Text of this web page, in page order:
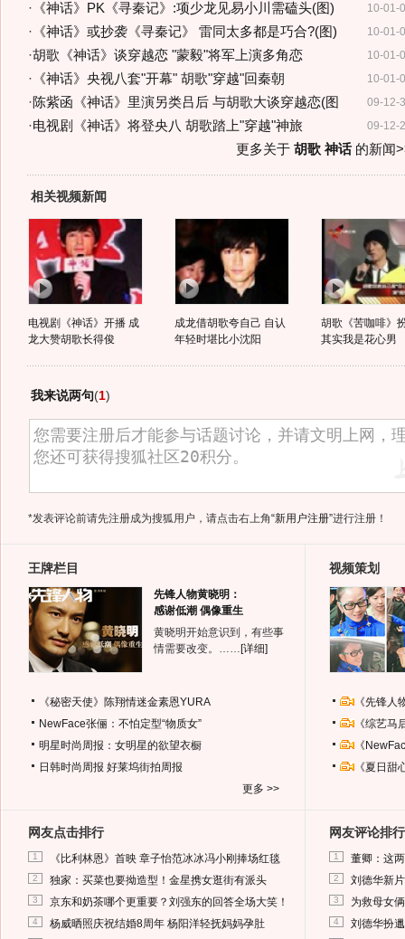
10-01-
· 《神话》PK《寻秦记》:项少龙见易小川需磕头(图)
10-01-
· 《神话》或抄袭《寻秦记》 雷同太多都是巧合?(图)
10-01-
·胡歌《神话》谈穿越恋 "蒙毅"将军上演多角恋
10-01-
· 《神话》央视八套"开幕" 胡歌"穿越"回秦朝
09-12-
·陈紫函《神话》里演另类吕后 与胡歌大谈穿越恋(图
09-12-
·电视剧《神话》将登央八 胡歌踏上"穿越"神旅
更多关于 胡歌 神话的新闻
相关视频新闻
电视剧《神话》开播 成
龙大赞胡歌长得俊
成龙借胡歌夸自己 自认
年轻时堪比小沈阳
胡歌《苦咖啡》
其实我是花心男
我来说两句(1)
*发表评论前请先注册成为搜狐用户，请点击右上角“新用户注册”进行注册！
王牌栏目
先锋人物黄晓明：
感谢低潮 偶像重生
黄晓明开始意识到，有些事
情需要改变。…… [详细]
《秘密天使》陈翔情迷金素恩YURA
NewFace张俪：不怕定型“物质女”
明星时尚周报：女明星的欲望衣橱
日韩时尚周报 好莱坞街拍周报
更多 >>
视频策划
《先锋
《综艺
《
《夏日
网友点击排行
1 《比利林恩》首映 章子怡范冰冰冯小刚捧场红毯
2 独家：买菜也要拗造型！金星携女逛街有派头
3 京东和奶茶哪个更重要？刘强东的回答全场大笑！
4 杨威晒照庆祝结婚8周年 杨阳洋轻抚妈妈孕肚
网友评论排行
1 董卿：这
2 刘德华新
3 为救母女
4 刘德华扮